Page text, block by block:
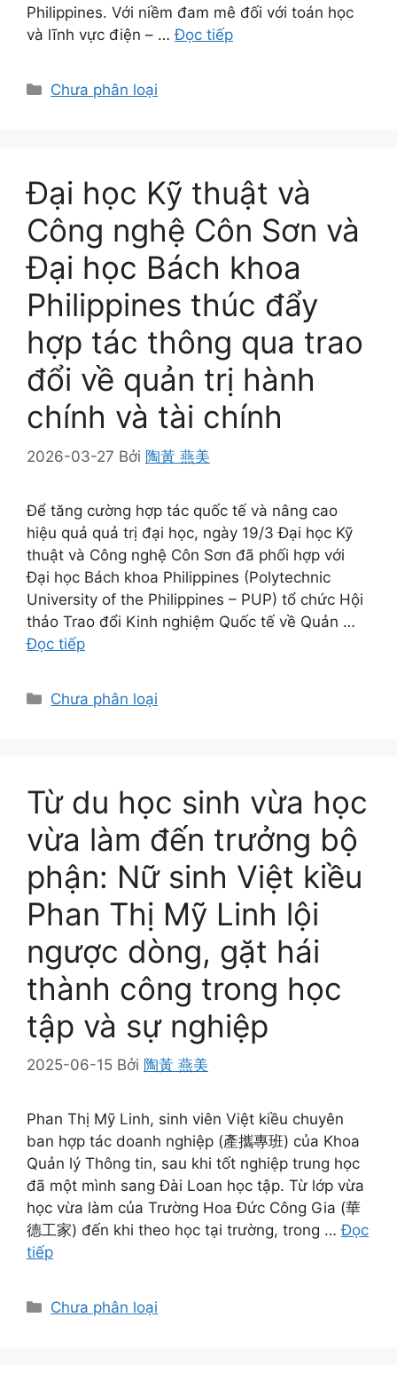
Philippines. Với niềm đam mê đối với toán học
và lĩnh vực điện – …Đọc tiếp
Danh
Chưa phân loại
Đại học Kỹ thuật và
Công nghệ Côn Sơn và
Đại học Bách khoa
Philippines thúc đẩy
hợp tác thông qua trao
đổi về quản trị hành
chính và tài chính
2026-03-27 Bởi 陶黃 燕美
Để tăng cường hợp tác quốc tế và nâng cao
hiệu quả quả trị đại học, ngày 19/3 Đại học Kỹ
thuật và Công nghệ Côn Sơn đã phối hợp với
Đại học Bách khoa Philippines (Polytechnic
University of the Philippines – PUP) tổ chức Hội
thảo Trao đổi Kinh nghiệm Quốc tế về Quản …
Đọc tiếp
Danh
Chưa phân loại
Từ du học sinh vừa học
vừa làm đến trưởng bộ
phận: Nữ sinh Việt kiều
Phan Thị Mỹ Linh lội
ngược dòng, gặt hái
thành công trong học
tập và sự nghiệp
2025-06-15 Bởi 陶黃 燕美
Phan Thị Mỹ Linh, sinh viên Việt kiều chuyên
ban hợp tác doanh nghiệp (產攜專班) của Khoa
Quản lý Thông tin, sau khi tốt nghiệp trung học
đã một mình sang Đài Loan học tập. Từ lớp vừa
học vừa làm của Trường Hoa Đức Công Gia (華
德工家) đến khi theo học tại trường, trong …Đọc
tiếp
Danh
Chưa phân loại